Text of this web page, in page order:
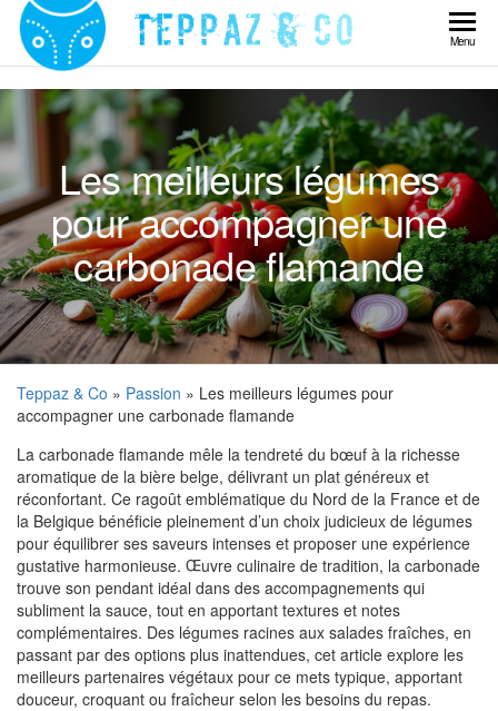
Skip
content
Teppaz
& Co
Menu
Les meilleurs légumes
pour accompagner une
carbonade flamande
Teppaz & Co » Passion » Les meilleurs légumes pour
accompagner une carbonade flamande
La carbonade flamande mêle la tendreté du bœuf à la richesse
aromatique de la bière belge, délivrant un plat généreux et
réconfortant. Ce ragoût emblématique du Nord de la France et de
la Belgique bénéficie pleinement d’un choix judicieux de légumes
pour équilibrer ses saveurs intenses et proposer une expérience
gustative harmonieuse. Œuvre culinaire de tradition, la carbonade
trouve son pendant idéal dans des accompagnements qui
subliment la sauce, tout en apportant textures et notes
complémentaires. Des légumes racines aux salades fraîches, en
passant par des options plus inattendues, cet article explore les
meilleurs partenaires végétaux pour ce mets typique, apportant
douceur, croquant ou fraîcheur selon les besoins du repas.